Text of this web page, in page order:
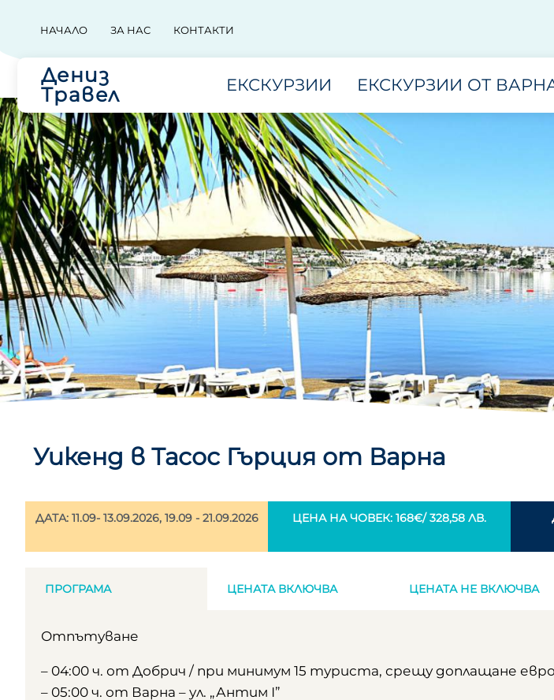
НАЧАЛО ЗА НАС КОНТАКТИ
Дениз
Травел
ЕКСКУРЗИИ ЕКСКУРЗИИ ОТ
Уикенд в Тасос Гърция от Варна
ДАТА: 11.09- 13.09.2026, 19.09 - 21.09.2026 ЦЕНА НА ЧОВЕК: 168€/ 328,58 ЛВ.
ПРОГРАМА ЦЕНАТА ВКЛЮЧВА ЦЕНАТА НЕ ВКЛЮЧВА
Отпътуване
– 04:00 ч. от Добрич / при минимум 15 туриста, срещу доплащане
– 05:00 ч. от Варна – ул. „Антим І”